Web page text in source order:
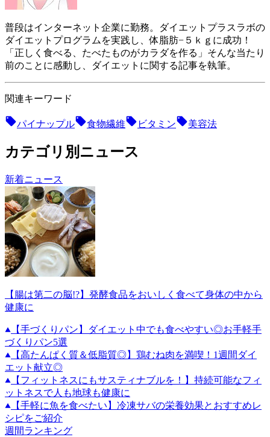
普段はインターネット企業に勤務。ダイエットプラスラボの
ダイエットプログラムを実践し、体脂肪−５ｋｇに成功！
「正しく食べる、たべたものがカラダを作る」そんな当たり
前のことに感動し、ダイエットに関する記事を執筆。
関連キーワード
パイナップル 食物繊維 ビタミン 美容法
カテゴリ別ニュース
新着ニュース
【腸は第二の脳!?】発酵食品をおいしく食べて身体の中から
健康に
【手づくりパン】ダイエット中でも食べやすい◎お手軽手
づくりパン5選
【高たんぱく質＆低脂質◎】鶏むね肉を満喫！1週間ダイ
エット献立◎
【フィットネスにもサスティナブルを！】持続可能なフィ
ットネスで人も地球も健康に
【手軽に魚を食べたい】冷凍サバの栄養効果とおすすめレ
シピをご紹介
週間ランキング